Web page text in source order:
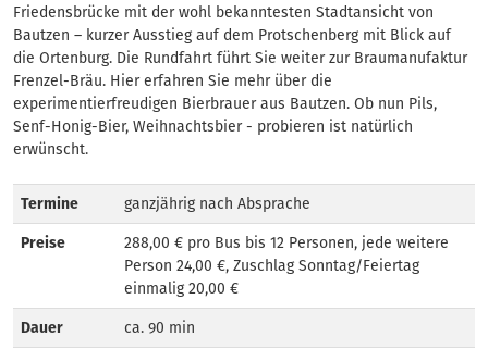
Friedensbrücke mit der wohl bekanntesten Stadtansicht von
Bautzen – kurzer Ausstieg auf dem Protschenberg mit Blick auf
die Ortenburg. Die Rundfahrt führt Sie weiter zur Braumanufaktur
Frenzel-Bräu. Hier erfahren Sie mehr über die
experimentierfreudigen Bierbrauer aus Bautzen. Ob nun Pils,
Senf-Honig-Bier, Weihnachtsbier - probieren ist natürlich
erwünscht.
Termine ganzjährig nach Absprache
Preise
288,00 € pro Bus bis 12 Personen, jede weitere
Person 24,00 €, Zuschlag Sonntag/Feiertag
einmalig 20,00 €
Dauer ca. 90 min